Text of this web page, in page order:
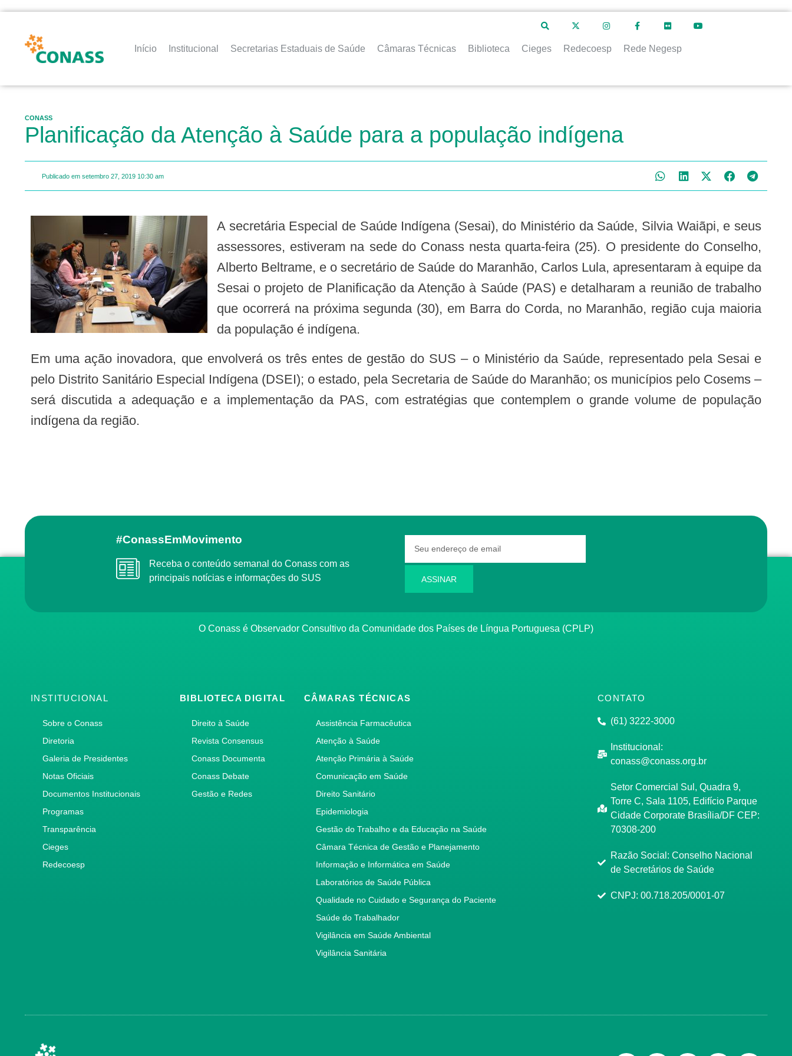
Início Institucional Secretarias Estaduais de Saúde Câmaras Técnicas Biblioteca Cieges Redecoesp Rede Negesp
CONASS
Planificação da Atenção à Saúde para a população indígena
Publicado em setembro 27, 2019 10:30 am
A secretária Especial de Saúde Indígena (Sesai), do Ministério da Saúde, Silvia Waiãpi, e seus
assessores, estiveram na sede do Conass nesta quarta-feira (25). O presidente do Conselho,
Alberto Beltrame, e o secretário de Saúde do Maranhão, Carlos Lula, apresentaram à equipe da
Sesai o projeto de Planificação da Atenção à Saúde (PAS) e detalharam a reunião de trabalho
que ocorrerá na próxima segunda (30), em Barra do Corda, no Maranhão, região cuja maioria
da população é indígena.
Em uma ação inovadora, que envolverá os três entes de gestão do SUS – o Ministério da Saúde, representado pela Sesai e
pelo Distrito Sanitário Especial Indígena (DSEI); o estado, pela Secretaria de Saúde do Maranhão; os municípios pelo Cosems –
será discutida a adequação e a implementação da PAS, com estratégias que contemplem o grande volume de população
indígena da região.
#ConassEmMovimento
Receba o conteúdo semanal do Conass com as
principais notícias e informações do SUS
ASSINAR
O Conass é Observador Consultivo da Comunidade dos Países de Língua Portuguesa (CPLP)
INSTITUCIONAL
Sobre o Conass
Diretoria
Galeria de Presidentes
Notas Oficiais
Documentos Institucionais
Programas
Transparência
Cieges
Redecoesp
BIBLIOTECA DIGITAL
Direito à Saúde
Revista Consensus
Conass Documenta
Conass Debate
Gestão e Redes
CÂMARAS TÉCNICAS
Assistência Farmacêutica
Atenção à Saúde
Atenção Primária à Saúde
Comunicação em Saúde
Direito Sanitário
Epidemiologia
Gestão do Trabalho e da Educação na Saúde
Câmara Técnica de Gestão e Planejamento
Informação e Informática em Saúde
Laboratórios de Saúde Pública
Qualidade no Cuidado e Segurança do Paciente
Saúde do Trabalhador
Vigilância em Saúde Ambiental
Vigilância Sanitária
CONTATO
(61) 3222-3000
Institucional:
conass@conass.org.br
Setor Comercial Sul, Quadra 9,
Torre C, Sala 1105, Edifício Parque
Cidade Corporate Brasília/DF CEP:
70308-200
Razão Social: Conselho Nacional
de Secretários de Saúde
CNPJ: 00.718.205/0001-07